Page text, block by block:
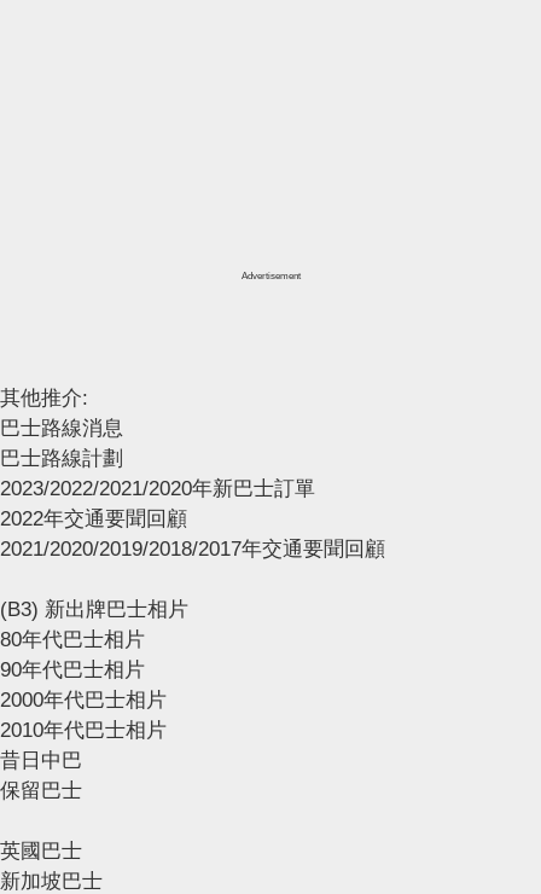
Advertisement
其他推介:
巴士路線消息
巴士路線計劃
2023/2022/2021/2020年新巴士訂單
2022年交通要聞回顧
2021/2020/2019/2018/2017年交通要聞回顧
(B3) 新出牌巴士相片
80年代巴士相片
90年代巴士相片
2000年代巴士相片
2010年代巴士相片
昔日中巴
保留巴士
英國巴士
新加坡巴士